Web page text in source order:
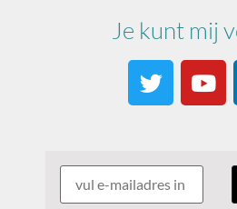
Je kunt mij